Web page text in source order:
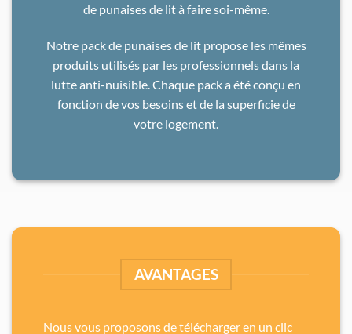
de punaises de lit à faire soi-même.
Notre pack de punaises de lit propose les mêmes
produits utilisés par les professionnels dans la
lutte anti-nuisible. Chaque pack a été conçu en
fonction de vos besoins et de la superficie de
votre logement.
AVANTAGES
Nous vous proposons de télécharger en un clic